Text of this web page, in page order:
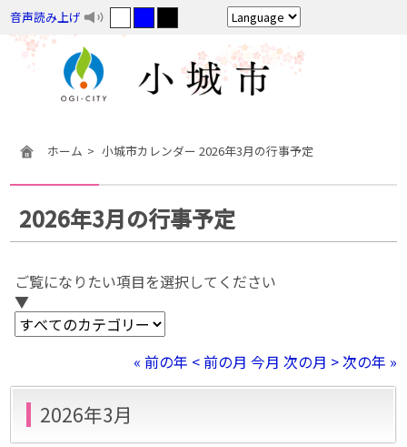
音声読み上げ
ホーム 小城市カレンダー 2026年3月の行事予定
2026年3月の行事予定
ご覧になりたい項目を選択してください
▼
« 前の年 < 前の月 今月 次の月 >次の年 »
2026年3月